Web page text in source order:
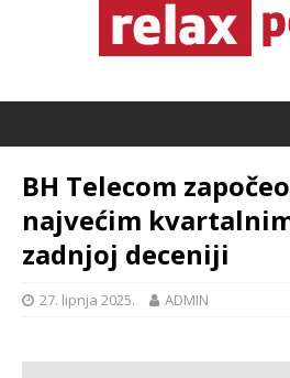
BH Telecom
najvećim
zadnjoj deceniji
27. lipnja 2025. ADMIN